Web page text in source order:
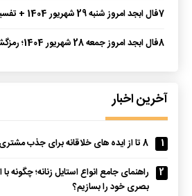
7فال ابجد امروز شنبه 29 شهریور 1404 + تفسیر فال
8فال ابجد امروز جمعه 28 شهریور 1404؛ رمزگشایی حروف
آخرین اخبار
1
8 تا از ایده های خلاقانه برای جذب مشتری کافه [کاربردی]
2
راهنمای جامع انواع استایل زنانه؛
بصری خود را بسازیم؟